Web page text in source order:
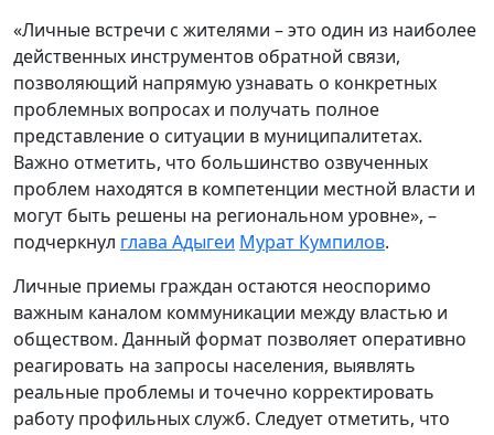
«Личные встречи с жителями – это один из наиболее
действенных инструментов обратной связи,
позволяющий напрямую узнавать о конкретных
проблемных вопросах и получать полное
представление о ситуации в муниципалитетах.
Важно отметить, что большинство озвученных
проблем находятся в компетенции местной власти и
могут быть решены на региональном уровне», –
подчеркнул глава Адыгеи Мурат Кумпилов.
Личные приемы граждан остаются неоспоримо
важным каналом коммуникации между властью и
обществом. Данный формат позволяет оперативно
реагировать на запросы населения, выявлять
реальные проблемы и точечно корректировать
работу профильных служб. Следует отметить, что